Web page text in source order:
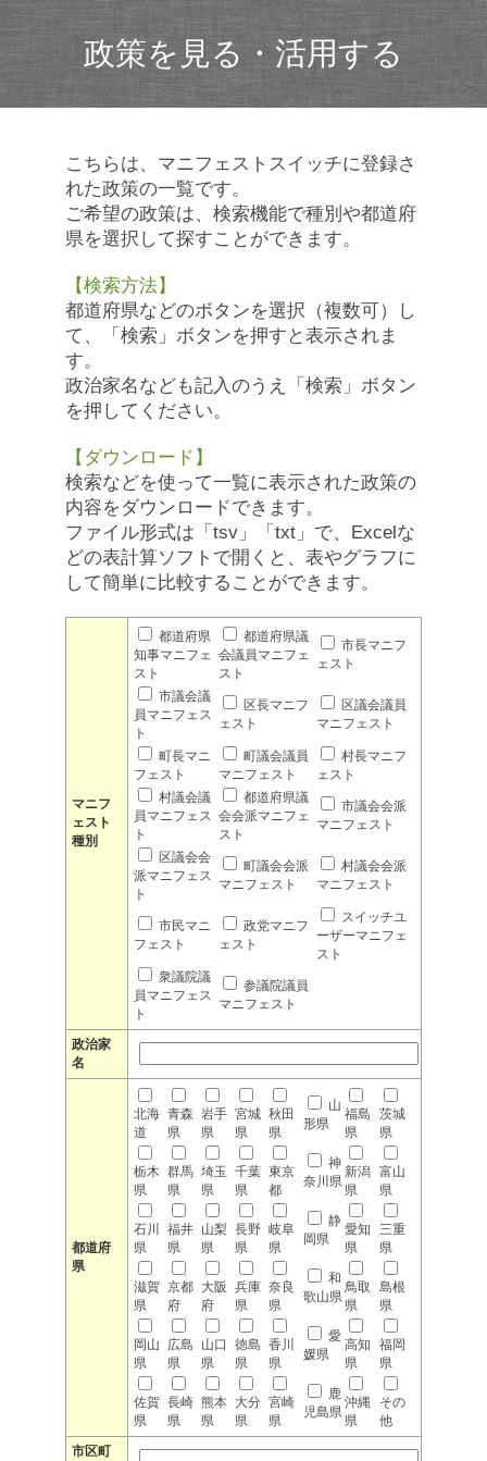
政策を見る・活用する
こちらは、マニフェストスイッチに登録さ
れた政策の一覧です。
ご希望の政策は、検索機能で種別や都道府
県を選択して探すことができます。
【検索方法】
都道府県などのボタンを選択（複数可）し
て、「検索」ボタンを押すと表示されま
す。
政治家名なども記入のうえ「検索」ボタン
を押してください。
【ダウンロード】
検索などを使って一覧に表示された政策の
内容をダウンロードできます。
ファイル形式は「tsv」「txt」で、Excelな
どの表計算ソフトで開くと、表やグラフに
して簡単に比較することができます。
マニフ
ェスト
種別
都道府県
知事マニフェ
スト
都道府県議
会議員マニフェ
スト
市長マニフ
ェスト
市議会議
員マニフェス
ト
区長マニフ
ェスト
区議会議員
マニフェスト
町長マニ
フェスト
町議会議員
マニフェスト
村長マニフ
ェスト
村議会議
員マニフェス
ト
都道府県議
会会派マニフェ
スト
市議会会派
マニフェスト
区議会会
派マニフェス
ト
町議会会派
マニフェスト
村議会会派
マニフェスト
市民マニ
フェスト
政党マニフ
ェスト
スイッチユ
ーザーマニフェ
スト
衆議院議
員マニフェス
ト
参議院議員
マニフェスト
政治家
名
都道府
県
北海
道
青森
県
岩手
県
宮城
県
秋田
県
山
形県
福島
県
茨城
県
栃木
県
群馬
県
埼玉
県
千葉
県
東京
都
神
奈川県
新潟
県
富山
県
石川
県
福井
県
山梨
県
長野
県
岐阜
県
静
岡県
愛知
県
三重
県
滋賀
県
京都
府
大阪
府
兵庫
県
奈良
県
和
歌山県
鳥取
県
島根
県
岡山
県
広島
県
山口
県
徳島
県
香川
県
愛
媛県
高知
県
福岡
県
佐賀
県
長崎
県
熊本
県
大分
県
宮崎
県
鹿
児島県
沖縄
県
その
他
市区町